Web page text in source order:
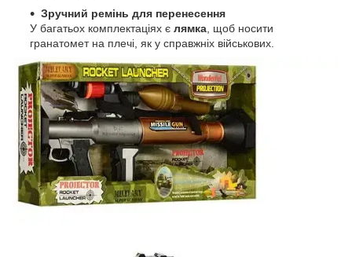
Зручний ремінь для перенесення
У багатьох комплектаціях є лямка, щоб носити
гранатомет на плечі, як у справжніх військових.